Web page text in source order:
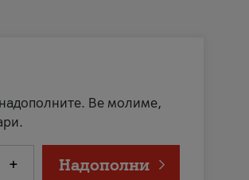
надополните. Ве молиме,
+ Надополни